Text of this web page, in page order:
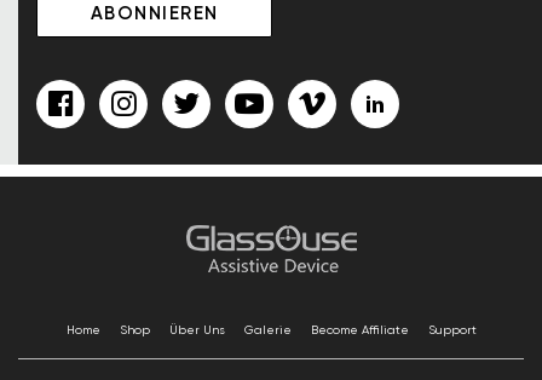
Home Shop Über Uns Galerie Become Affiliate Support